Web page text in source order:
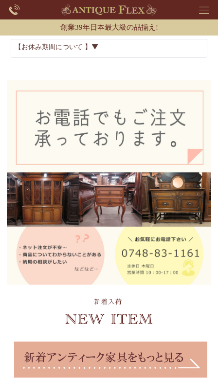
創業39年日本最大級の品揃え!
【お休み期間について 】▼